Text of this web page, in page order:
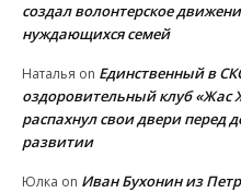
создал волонтерское
нуждающихся семей
Наталья on Единственный в
оздоровительный клуб
распахнул свои двери перед
развитии
Юлка on Иван Бухонин из